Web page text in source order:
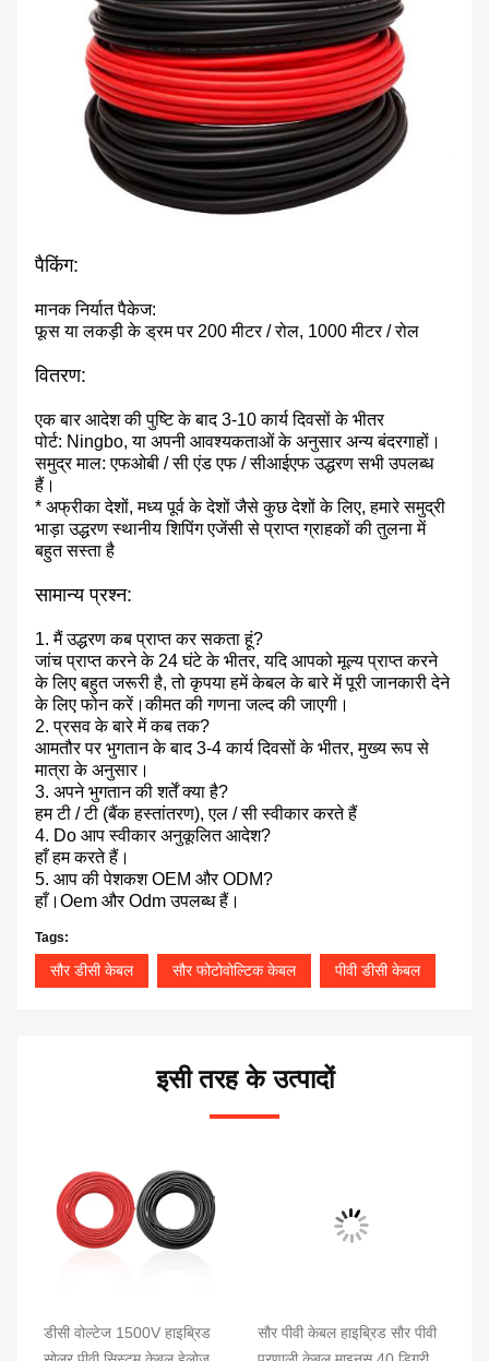
पैकिंग:
मानक निर्यात पैकेज:
फूस या लकड़ी के ड्रम पर 200 मीटर / रोल, 1000 मीटर / रोल
वितरण:
एक बार आदेश की पुष्टि के बाद 3-10 कार्य दिवसों के भीतर
पोर्ट: Ningbo, या अपनी आवश्यकताओं के अनुसार अन्य बंदरगाहों।
समुद्र माल: एफओबी / सी एंड एफ / सीआईएफ उद्धरण सभी उपलब्ध
हैं।
* अफ्रीका देशों, मध्य पूर्व के देशों जैसे कुछ देशों के लिए, हमारे समुद्री
भाड़ा उद्धरण स्थानीय शिपिंग एजेंसी से प्राप्त ग्राहकों की तुलना में
बहुत सस्ता है
सामान्य प्रश्न:
1. मैं उद्धरण कब प्राप्त कर सकता हूं?
जांच प्राप्त करने के 24 घंटे के भीतर, यदि आपको मूल्य प्राप्त करने
के लिए बहुत जरूरी है, तो कृपया हमें केबल के बारे में पूरी जानकारी देने
के लिए फोन करें।कीमत की गणना जल्द की जाएगी।
2. प्रसव के बारे में कब तक?
आमतौर पर भुगतान के बाद 3-4 कार्य दिवसों के भीतर, मुख्य रूप से
मात्रा के अनुसार।
3. अपने भुगतान की शर्तें क्या है?
हम टी / टी (बैंक हस्तांतरण), एल / सी स्वीकार करते हैं
4. Do आप स्वीकार अनुकूलित आदेश?
हाँ हम करते हैं।
5. आप की पेशकश OEM और ODM?
हाँ।Oem और Odm उपलब्ध हैं।
Tags:
सौर डीसी केबल सौर फोटोवोल्टिक केबल पीवी डीसी केबल
इसी तरह के उत्पादों
डीसी वोल्टेज 1500V हाइब्रिड
सौर पीवी केबल हाइब्रिड सौर पीवी